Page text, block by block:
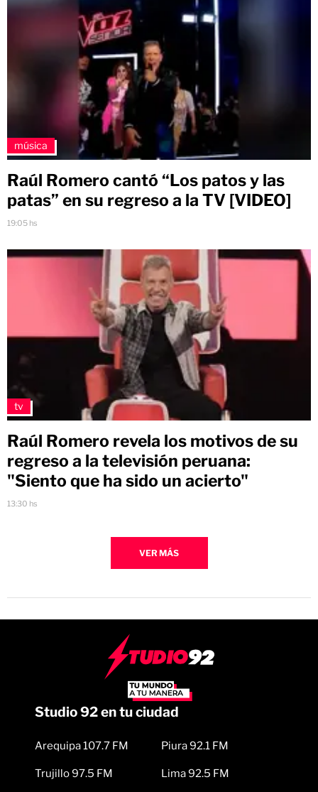
música
Raúl Romero cantó “Los patos y las
patas” en su regreso a la TV [VIDEO]
19:05 hs
tv
Raúl Romero revela los motivos de su
regreso a la televisión peruana:
"Siento que ha sido un acierto"
13:30 hs
VER MÁS
Studio 92 en tu ciudad
Arequipa 107.7 FM
Trujillo 97.5 FM
Piura 92.1 FM
Lima 92.5 FM